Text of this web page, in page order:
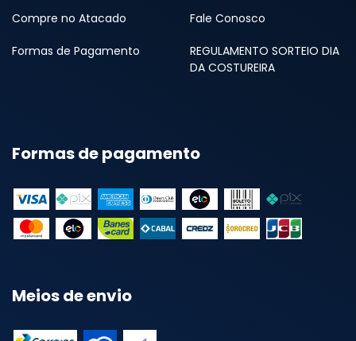
Compre no Atacado Fale Conosco
Formas de Pagamento
REGULAMENTO SORTEIO DIA
DA COSTUREIRA
Formas de pagamento
Meios de envio